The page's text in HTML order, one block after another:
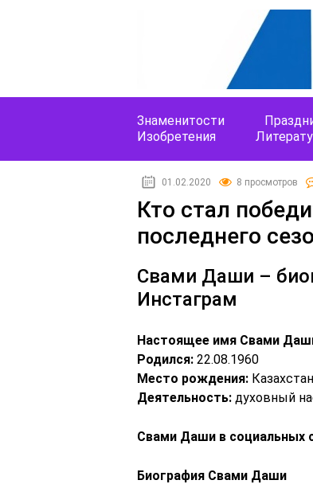
Знаменитости
Изобретения
01.02.2020 8 просмотров
Кто стал
последнего
Свами Даши –
Инстаграм
Настоящее имя Свами
Родился: 22.08.1960
Место рождения:
Деятельность: духовный
Свами Даши в социальных
Биография Свами Даши